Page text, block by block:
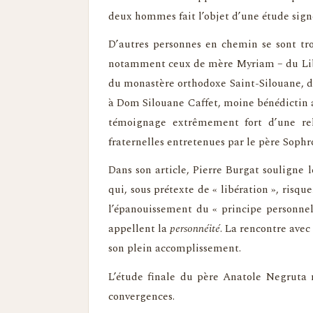
deux hommes fait l’objet d’une étude
D’autres personnes en chemin se sont
notamment ceux de mère Myriam – du
du monastère orthodoxe Saint-Silouane,
à Dom Silouane Caffet, moine
témoignage extrêmement fort d’une
fraternelles entretenues par le père
Dans son article, Pierre Burgat souligne
qui, sous prétexte de « libération »,
l’épanouissement du « principe
appellent lapersonnéité. La rencontre
son plein accomplissement.
L’étude finale du père Anatole
convergences.